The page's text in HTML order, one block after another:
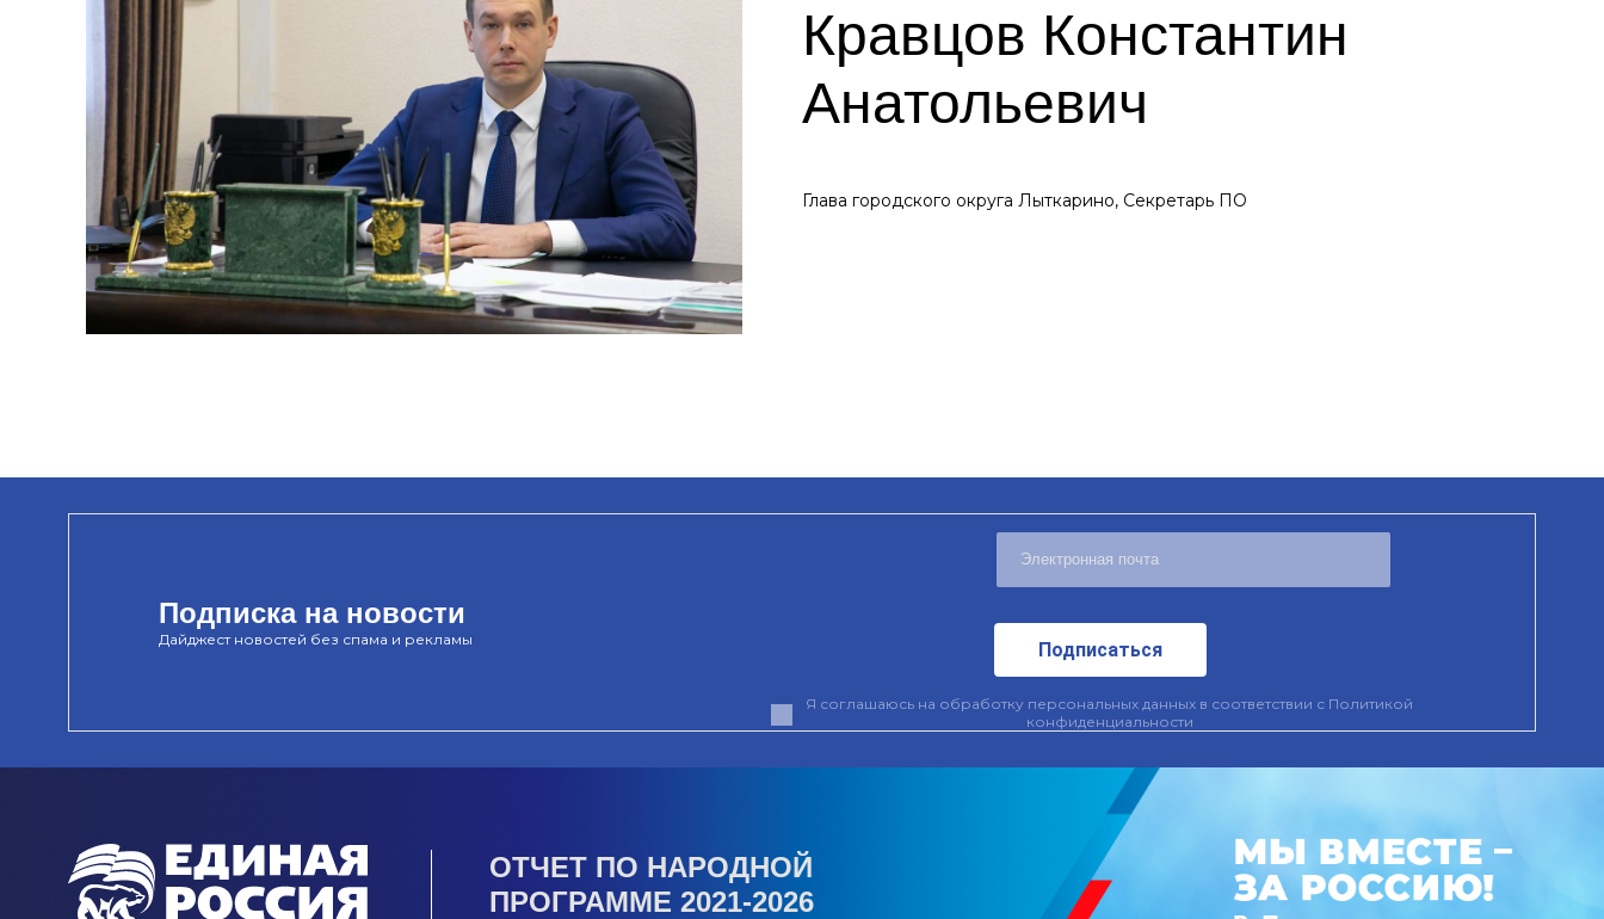
Кравцов Константин
Анатольевич
Глава городского округа Лыткарино, Секретарь ПО
Подписка на новости
Дайджест новостей без спама и рекламы Подписаться
Я соглашаюсь на обработку персональных данных в соответствии с Политикой
конфиденциальности
ОТЧЕТ ПО НАРОДНОЙ
ПРОГРАММЕ 2021-2026